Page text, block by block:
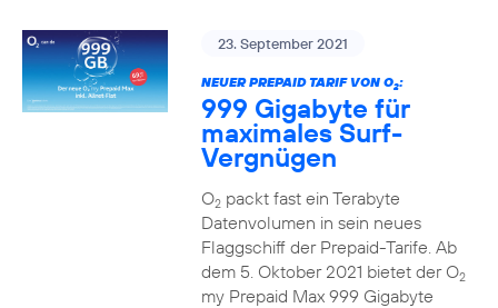
23. September 2021
NEUER PREPAID TARIF VON O2:
999 Gigabyte für
maximales Surf-
Vergnügen
O2packt fast ein Terabyte
Datenvolumen in sein neues
Flaggschiff der Prepaid-Tarife. Ab
dem 5. Oktober 2021 bietet der O2
my Prepaid Max 999 Gigabyte